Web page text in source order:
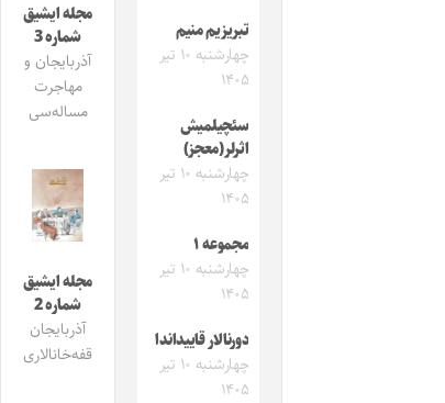
تبریزیم منیم
چهارشنبه ۱۰ تیر
۱۴۰۵
سئچیلمیش
اثرلر(معجز)
چهارشنبه ۱۰ تیر
۱۴۰۵
مجموعه ۱
چهارشنبه ۱۰ تیر
۱۴۰۵
دورنالار قاییداندا
چهارشنبه ۱۰ تیر
۱۴۰۵
مجله ایشیق
شماره 3
آذربایجان و
مهاجرت
مساله‌سی
مجله ایشیق
شماره 2
آذربایجان
قفه‌خانالاری